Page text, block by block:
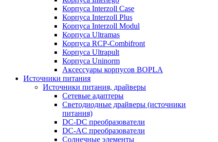
Корпуса Interzoll Case
Корпуса Interzoll Plus
Корпуса Interzoll Modul
Корпуса Ultramas
Корпуса RCP-Combifront
Корпуса Ultrapult
Корпуса Uninorm
Аксессуары корпусов BOPLA
Источники питания
Источники питания, драйверы
Сетевые адаптеры
Светодиодные драйверы (источники
питания)
DC-DC преобразователи
DC-AC преобразователи
Солнечные элементы